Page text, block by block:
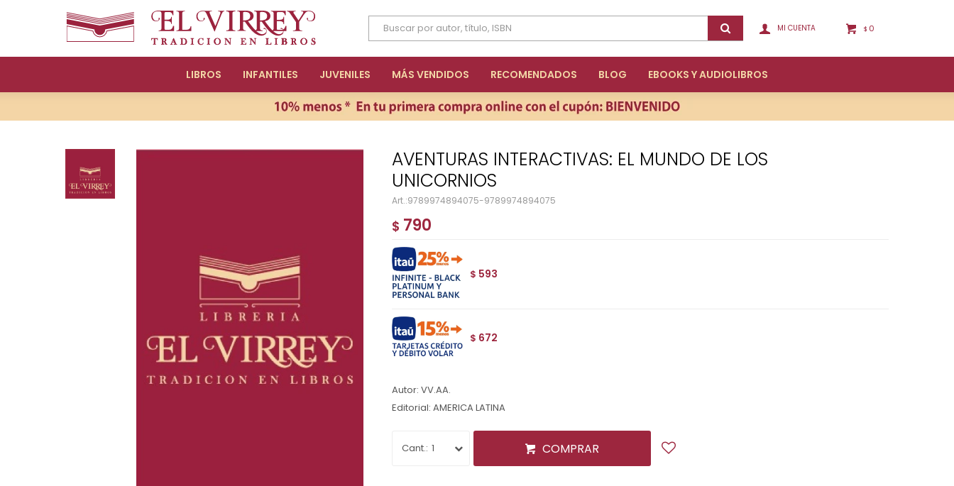
LIBROS INFANTILES JUVENILES MÁS VENDIDOS RECOMENDADOS BLOG EBOOKS Y AUDIOLIBROS
$ 0
AVENTURAS INTERACTIVAS: EL MUNDO DE LOS
UNICORNIOS
9789974894075-9789974894075
$ 790
$ 593
$ 672
Autor: VV.AA.
Editorial: AMERICA LATINA
1 COMPRAR